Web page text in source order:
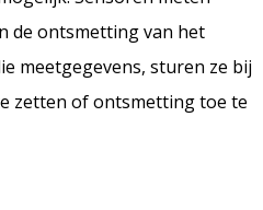
de ontsmetting van het
meetgegevens, sturen ze bij
zetten of ontsmetting toe te